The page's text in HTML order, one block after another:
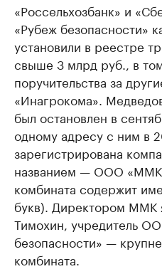
«Россельхозбанк» и
«Рубеж безопасности»
установили в реестре
свыше 3 млрд руб., в
поручительства за
«Инагрокома».
был остановлен в
одному адресу с ним в
зарегистрирована
названием — ООО
комбината содержит
букв). Директором ММК
Тимохин, учредитель
безопасности» —
комбината.